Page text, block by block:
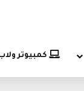
كمبيوتر